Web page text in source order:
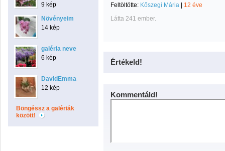
9 kép
Növényeim
14 kép
galéria neve
6 kép
DavidEmma
12 kép
Böngéssz a galériák
között!
Feltöltötte: Kőszegi Mária
12 éve
Látta 241 ember.
Értékeld!
Kommentáld!